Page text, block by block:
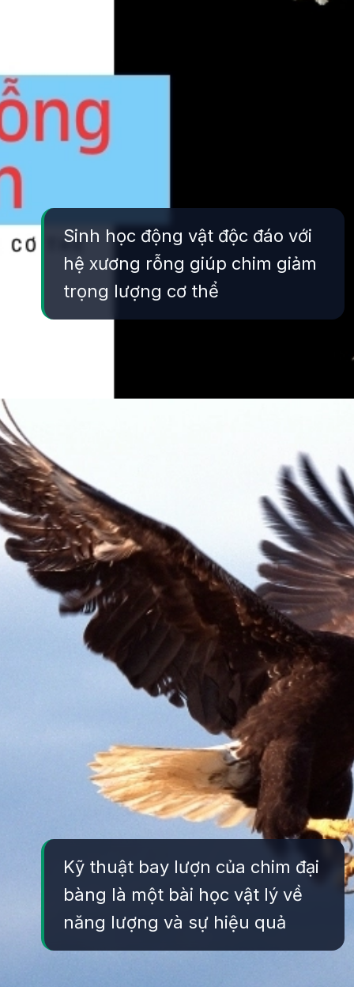
Sinh học động vật độc đáo với
hệ xương rỗng giúp chim giảm
trọng lượng cơ thể
Kỹ thuật bay lượn của chim đại
bàng là một bài học vật lý về
năng lượng và sự hiệu quả